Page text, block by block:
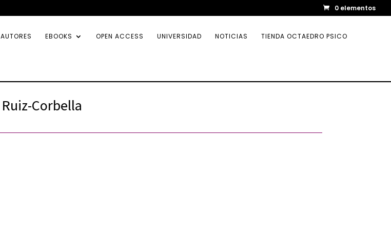
0 elementos
AUTORES EBOOKS OPEN ACCESS UNIVERSIDAD NOTICIAS TIENDA OCTAEDRO PSICO
Corbella